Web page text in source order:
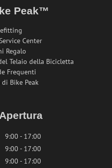
Peak™
Center
Regalo
Telaio della Bicicletta
Frequenti
Bike Peak
9:00 - 17:00
9:00 - 17:00
9:00 - 17:00